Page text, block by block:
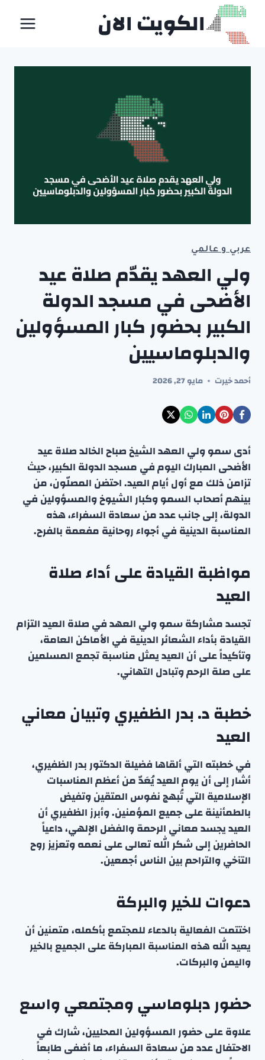
التجاوز
المحتوى
الكويت الان
عربي و عالمي
ولي العهد يقدّم صلاة عيد
الأضحى في مسجد الدولة
الكبير بحضور كبار المسؤولين
والدبلوماسيين
أحمد خيرت مايو 27, 2026
أدى سمو ولي العهد الشيخ صباح الخالد صلاة عيد
الأضحى المبارك اليوم في مسجد الدولة الكبير، حيث
تزامن ذلك مع أول أيام العيد. احتضن المصلّون، من
بينهم أصحاب السمو وكبار الشيوخ والمسؤولين في
الدولة، إلى جانب عدد من سعادة السفراء، هذه
المناسبة الدينية في أجواء روحانية مفعمة بالفرح.
مواظبة القيادة على أداء صلاة
العيد
تجسد مشاركة سمو ولي العهد في صلاة العيد التزام
القيادة بأداء الشعائر الدينية في الأماكن العامة،
وتأكيداً على أن العيد يمثل مناسبة تجمع المسلمين
على صلة الرحم وتبادل التهاني.
خطبة د. بدر الظفيري وتبيان معاني
العيد
في خطبته التي ألقاها فضيلة الدكتور بدر الظفيري،
أشار إلى أن يوم العيد يُعَدّ من أعظم المناسبات
الإسلامية التي تُبهج نفوس المتقين وتفيض
بالطمأنينة على جميع المؤمنين. وأبرز الظفيري أن
العيد يجسد معاني الرحمة والفضل الإلهي، داعياً
الحاضرين إلى شكر الله تعالى على نعمه وتعزيز روح
التآخي والتراحم بين الناس أجمعين.
دعوات للخير والبركة
اختتمت الفعالية بالدعاء للمجتمع بأكمله، متمنين أن
يعيد الله هذه المناسبة المباركة على الجميع بالخير
واليمن والبركات.
حضور دبلوماسي ومجتمعي واسع
علاوة على حضور المسؤولين المحليين، شارك في
الاحتفال عدد من سعادة السفراء، ما أضفى طابعاً